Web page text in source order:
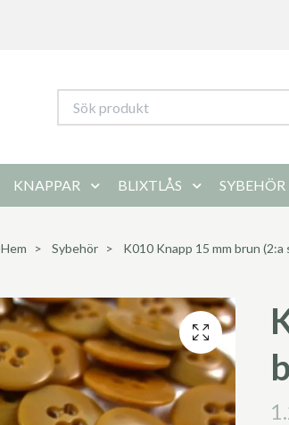
KNAPPAR BLIXTLÅS SYBEHÖR
Hem Sybehör K010 Knapp 15 mm brun (2:a